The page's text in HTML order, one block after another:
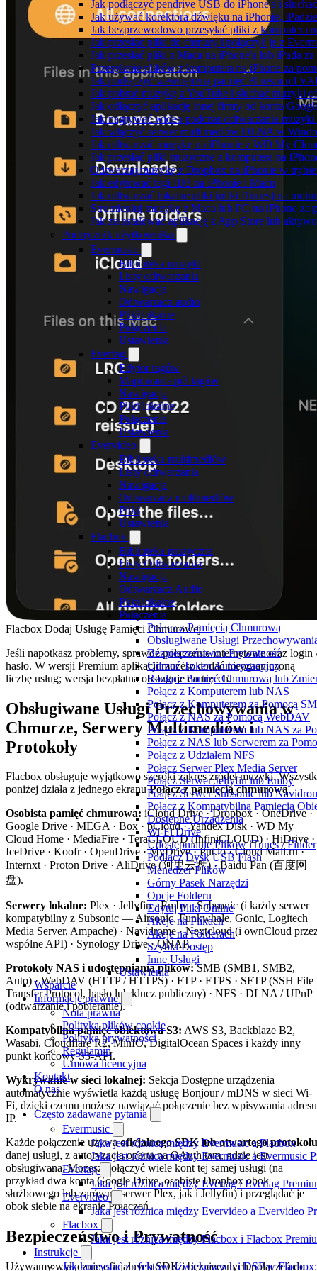
Jak podłączyć pendrive USB do iPhone'a i
Jak używać korektora dźwięku na iPhonie,
Jak bezprzewodowo przesyłać pliki z komputera
Jak przesłać pliki do chmury i połączyć je z
Jak przesłać pliki z Maca na iPhone'a lub iPada
Przesyłanie plików z komputera na iPhone za
Jak podłączyć wewnętrzną pamięć Bluesound
Jak pobrać muzykę z YouTube i słuchać muzyki
Jak odłączyć aplikację innej firmy od konta
Jak nagrywać wideo podczas odtwarzania
Jak włączyć serwer multimediów DLNA w
Jak odtwarzać muzykę na iPhonie z WD My
Jak przesłać pliki muzyczne z komputera na
Odtwarzaj muzykę z Dropbox na iPhonie w
Jak edytować tagi ID3 na iPhonie i Macu
Jak odtwarzać lokalne pliki (pliki iTunes) na
Strumieniuj muzykę z Maca lub PC na iPhone za
Jak zainstalować aplikację z App Store lub
Podręcznik użytkownika
Evermusic
Biblioteka muzyki
Listy odtwarzania
Nawigacja
Odtwarzacz audio
Pliki lokalne
Połączenia
Ustawienia
Evertag
Edytor tagów
Mapowania pól tagów
Nawigacja
Pliki lokalne
Połączenia
Ustawienia
Evervideo
Biblioteka multimediów
Listy odtwarzania
Nawigacja
Odtwarzacz multimediów
Pliki
Ustawienia
Flacbox
Biblioteka muzyczna
Listy Odtwarzania
Nawigacja
Odtwarzacz Audio
Pliki lokalne
Połączenia
Połącz z Pamięcią Chmurową
Obsługiwane Usługi
Bezpieczeństwo i Prywatność
Odrzuć Token Autoryzacyjny
Rozłącz Pamięć Chmurową lub
Połącz z Komputerem lub NAS
Połącz z Komputerem za Pomocą
Połącz z NAS za Pomocą WebDAV
Połącz z Komputerem lub NAS za
Połącz z NAS lub Serwerem za
Połącz z Udziałem NFS
Połącz Serwer Plex Media Server
Połącz Serwer Jellyfin lub Emby
Połącz Serwer Subsonic lub
Połącz z Kompatybilną Pamięcią
Dostępne Urządzenia
Wi-Fi Drive
Udostępnianie Plików iTunes / Finder
Podłącz Dysk USB Flash
Menedżer Plików
Górny Pasek Narzędzi
Opcje Folderu
Edytuj Pliki Online
Akcje na Plikach
Akcje na Folderach
Szybki Dostęp
Inne Usługi
Ustawienia
Wsparcie
Informacje prawne
Nota prawna
Polityka plików cookie
Polityka prywatności
Regulamin
Umowa licencyjna
Kontakt
O nas
Często zadawane pytania
Evermusic
Jaka jest różnica między Evermusic a Flacbox
Jaka jest różnica między Evermusic a Evermusic
Evertag
Jaka jest różnica między Evertag i Evertag
Evervideo
Jaka jest różnica między Evervideo a Evervideo
Flacbox
Jaka jest różnica między Flacbox i Flacbox
Instrukcje
Jak korzystać z efektów dźwiękowych i DSP w
Flacbox Dodaj Usługę Pamięci Chmurowej
Jeśli napotkasz problemy, sprawdź połączenie internetowe oraz login
hasło. W wersji Premium aplikacji możesz dodać nieograniczoną
liczbę usług; wersja bezpłatna obsługuje do trzech.
Obsługiwane Usługi Przechowywania w
Chmurze, Serwery Multimediów i
Protokoły
Flacbox obsługuje wyjątkowo szeroki zakres źródeł muzyki.
poniżej działa z jednego ekranuPołącz z pamięcią chmurową.
Osobista pamięć chmurowa: iCloud Drive · Dropbox · OneDrive ·
Google Drive · MEGA · Box · pCloud · Yandex Disk · WD My
Cloud Home · MediaFire · TeraCLOUD (InfiniCLOUD) · HiDrive ·
IceDrive · Koofr · OpenDrive · MyDrive · Put.io · Cloud Mail.ru ·
Internxt · Proton Drive · AliDrive (阿里云盘) · Baidu Pan (百度网
盘).
Serwery lokalne: Plex · Jellyfin · Emby · Subsonic (i każdy serwer
kompatybilny z Subsonic — Airsonic, Funkwhale, Gonic, Logitech
Media Server, Ampache) · Navidrome · Nextcloud (i ownCloud
wspólne API) · Synology Drive · QNAP.
Protokoły NAS i udostępniania plików:SMB (SMB1, SMB2,
Auto) · WebDAV (HTTP / HTTPS) · FTP · FTPS · SFTP (SSH File
Transfer Protocol, hasło lub klucz publiczny) · NFS · DLNA / UPnP
(odtwarzanie i pobieranie).
Kompatybilna pamięć obiektowa S3: AWS S3, Backblaze B2,
Wasabi, Cloudflare R2, MinIO, DigitalOcean Spaces i każdy inny
punkt końcowy S3-API.
Wykrywanie w sieci lokalnej: Sekcja Dostępne urządzenia
automatycznie wyświetla każdą usługę Bonjour / mDNS w sieci Wi-
Fi, dzięki czemu możesz nawiązać połączenie bez wpisywania adresu
IP.
Każde połączenie używaoficjalnego SDK lub otwartego protokołu
danej usługi, z autoryzacją opartą na OAuth tam, gdzie jest
obsługiwana. Możesz połączyć wiele kont tej samej usługi (na
przykład dwa konta Google Drive, osobiste Dropbox obok
służbowego lub zarówno serwer Plex, jak i Jellyfin) i przeglądać je
obok siebie na ekranie Połączeń.
Bezpieczeństwo i Prywatność
Używamy wyłącznie oficjalnych SDK i bezpiecznych połączeń do